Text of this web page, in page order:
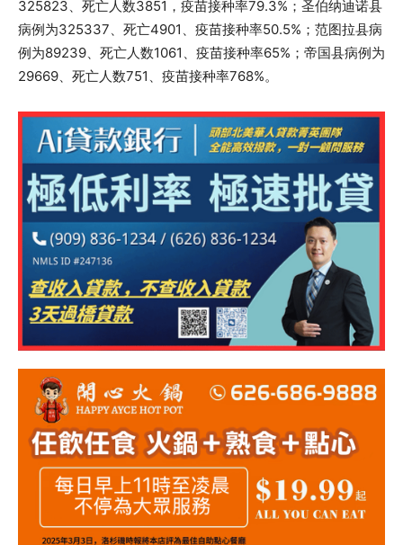
325823、死亡人数3851，疫苗接种率79.3%；圣伯纳迪诺县
病例为325337、死亡4901、疫苗接种率50.5%；范图拉县病
例为89239、死亡人数1061、疫苗接种率65%；帝国县病例为
29669、死亡人数751、疫苗接种率768%。